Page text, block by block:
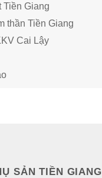
Tiền Giang
thần Tiền Giang
Cai Lậy
SẢN TIỀN GIANG